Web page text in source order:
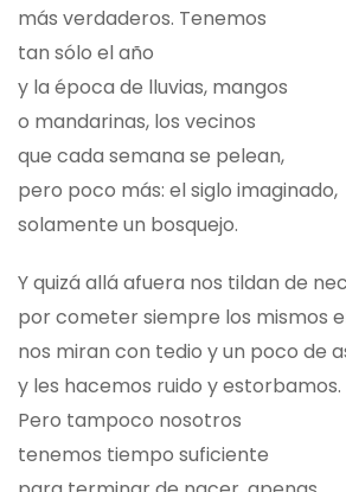
más verdaderos. Tenemos
tan sólo el año
y la época de lluvias, mangos
o mandarinas, los vecinos
que cada semana se pelean,
pero poco más: el siglo imaginado,
solamente un bosquejo.
Y quizá allá afuera nos tildan de
por cometer siempre los mismos
nos miran con tedio y un poco de
y les hacemos ruido y estorbamos.
Pero tampoco nosotros
tenemos tiempo suficiente